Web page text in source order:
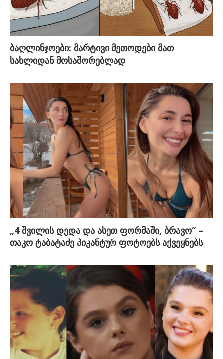
ბაღლინჯოები: მარტივი მეთოდები მათ
სახლიდან მოსაშორებლად
„4 შვილის დედა და ასეთ ფორმაში, ბრავო“ –
თაკო ტაბატაძე პიკანტურ ფოტოებს აქვეყნებს